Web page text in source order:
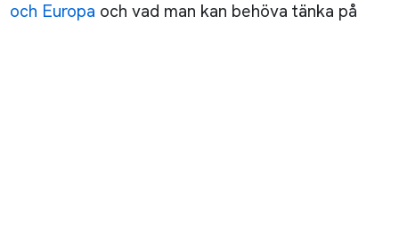
och Europa och vad man kan behöva tänka på